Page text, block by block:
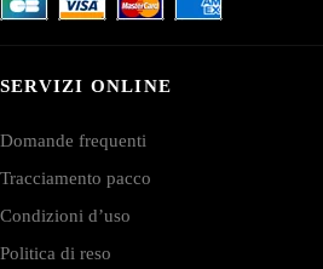
SERVIZI ONLINE
Domande frequenti
Tracciamento pacco
Condizioni d’uso
Politica di reso